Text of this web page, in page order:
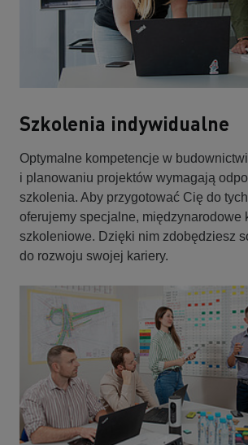
Szkolenia indywidualne
Optymalne kompetencje w
i planowaniu projektów wymagają
szkolenia. Aby przygotować Cię do
oferujemy specjalne, międzynarodowe
szkoleniowe. Dzięki nim zdobędziesz
do rozwoju swojej kariery.